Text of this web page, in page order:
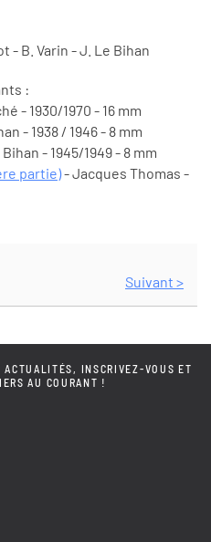
- B. Varin - J. Le Bihan
:
- 1930/1970 - 16 mm
- 1938 / 1946 - 8 mm
- 1945/1949 - 8 mm
partie)- Jacques Thomas -
Suivant >
ACTUALITÉS, INSCRIVEZ-VOUS ET
AU COURANT !